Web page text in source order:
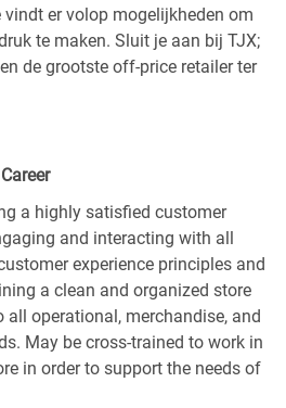
er volop mogelijkheden om
te maken. Sluit je aan bij TJX;
de grootste off-price retailer ter
a highly satisfied customer
and interacting with all
experience principles and
a clean and organized store
all operational, merchandise, and
May be cross-trained to work in
in order to support the needs of